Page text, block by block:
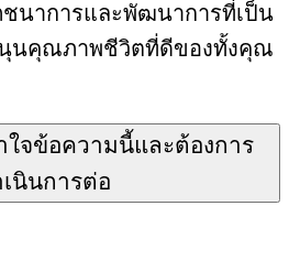
นาการและพัฒนาการที่เป็น
นคุณภาพชีวิตที่ดีของทั้งคุณ
ใจข้อความนี้และต้องการ
นินการต่อ